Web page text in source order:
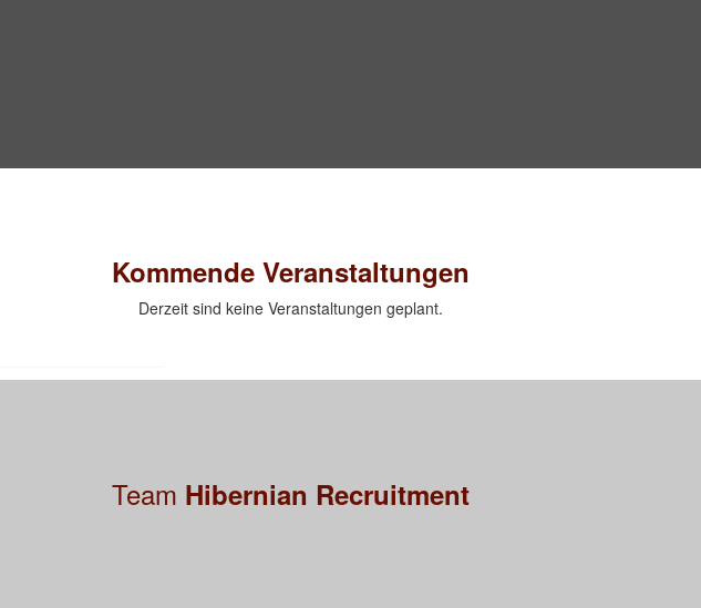
Kommende Veranstaltungen
Derzeit sind keine Veranstaltungen geplant.
Team Hibernian Recruitment